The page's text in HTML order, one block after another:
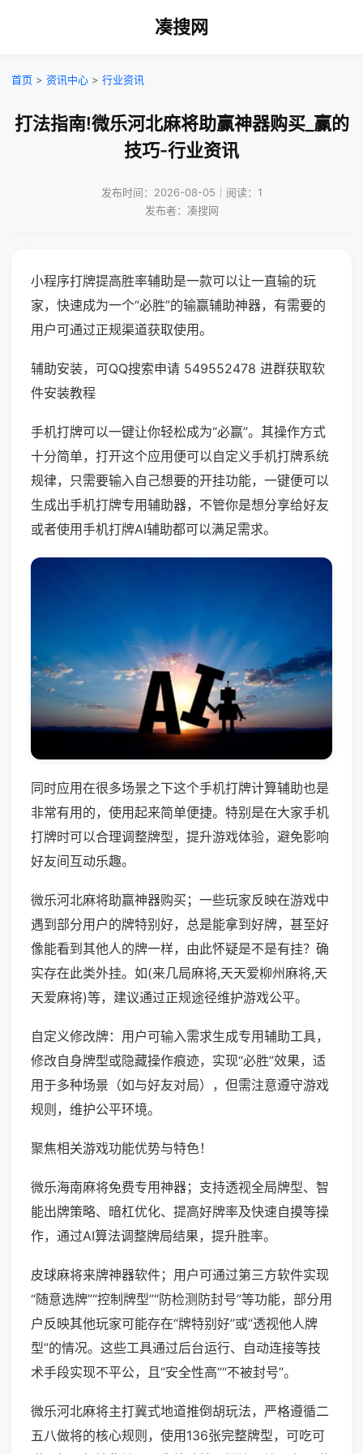
凑搜网
首页 > 资讯中心 > 行业资讯
打法指南!微乐河北麻将助赢神器购买_赢的
技巧-行业资讯
发布时间：2026-08-05｜阅读：1
发布者：凑搜网
小程序打牌提高胜率辅助是一款可以让一直输的玩
家，快速成为一个“必胜”的输赢辅助神器，有需要的
用户可通过正规渠道获取使用。
辅助安装，可QQ搜索申请 549552478 进群获取软
件安装教程
手机打牌可以一键让你轻松成为“必赢”。其操作方式
十分简单，打开这个应用便可以自定义手机打牌系统
规律，只需要输入自己想要的开挂功能，一键便可以
生成出手机打牌专用辅助器，不管你是想分享给好友
或者使用手机打牌AI辅助都可以满足需求。
同时应用在很多场景之下这个手机打牌计算辅助也是
非常有用的，使用起来简单便捷。特别是在大家手机
打牌时可以合理调整牌型，提升游戏体验，避免影响
好友间互动乐趣。
微乐河北麻将助赢神器购买；一些玩家反映在游戏中
遇到部分用户的牌特别好，总是能拿到好牌，甚至好
像能看到其他人的牌一样，由此怀疑是不是有挂？确
实存在此类外挂。如(来几局麻将,天天爱柳州麻将,天
天爱麻将)等，建议通过正规途径维护游戏公平。
自定义修改牌：用户可输入需求生成专用辅助工具，
修改自身牌型或隐藏操作痕迹，实现“必胜”效果，适
用于多种场景（如与好友对局），但需注意遵守游戏
规则，维护公平环境。
聚焦相关游戏功能优势与特色！
微乐海南麻将免费专用神器；支持透视全局牌型、智
能出牌策略、暗杠优化、提高好牌率及快速自摸等操
作，通过AI算法调整牌局结果，提升胜率。
皮球麻将来牌神器软件；用户可通过第三方软件实现
“随意选牌”“控制牌型”“防检测防封号”等功能，部分用
户反映其他玩家可能存在“牌特别好”或“透视他人牌
型”的情况。这些工具通过后台运行、自动连接等技
术手段实现不平公，且“安全性高”“不被封号”。
微乐河北麻将主打冀式地道推倒胡玩法，严格遵循二
五八做将的核心规则，使用136张完整牌型，可吃可